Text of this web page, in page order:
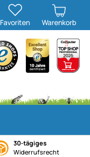
Favoriten Warenkorb
30-tägiges
Widerrufsrecht